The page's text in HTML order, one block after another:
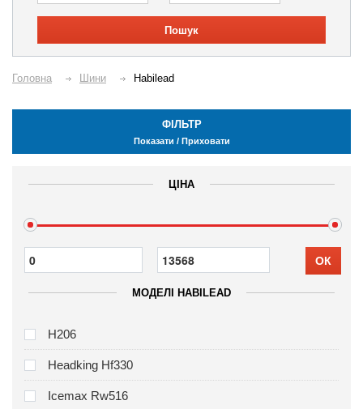
Пошук
Головна Шини Habilead
ФІЛЬТР
Показати / Приховати
ЦІНА
ОК
МОДЕЛІ HABILEAD
H206
Headking Hf330
Icemax Rw516